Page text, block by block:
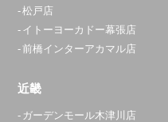
松戸店
イトーヨーカドー幕張店
前橋インターアカマル店
近畿
ガーデンモール木津川店